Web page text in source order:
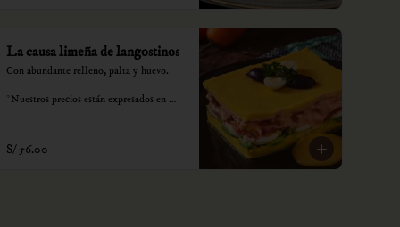
La causa limeña de langostinos
Con abundante relleno, palta y huevo.
*Nuestros precios están expresados en
S/ 56.00